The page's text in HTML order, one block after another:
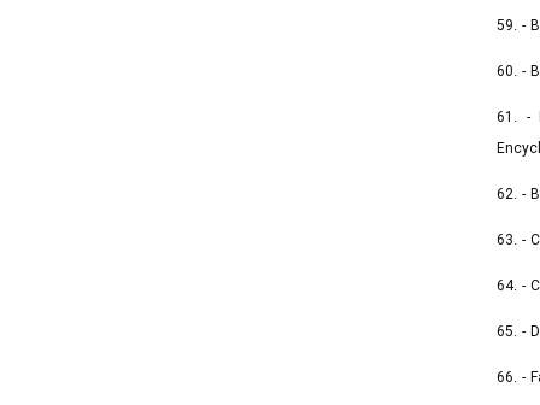
59. -
60. -
61. -
62. -
63. -
64. -
65. -
66. -